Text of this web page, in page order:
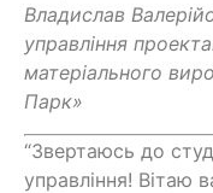
Владислав
управління
матеріального
Парк»
“Звертаюсь до
управління! Вітаю